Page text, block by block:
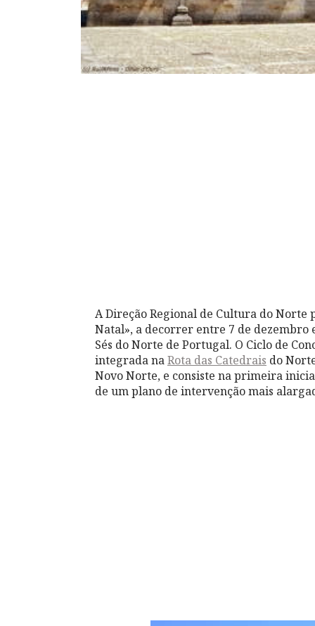
A Direção Regional de Cultura do Norte
Natal», a decorrer entre 7 de dezembro
Sés do Norte de Portugal. O Ciclo de
integrada naRota das Catedrais do
Novo Norte, e consiste na primeira
de um plano de intervenção mais